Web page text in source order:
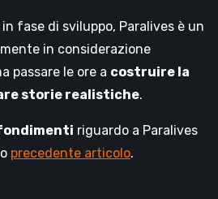
fase di sviluppo, Paralives è un
in considerazione
passare le ore a costruire la
storie realistiche.
riguardo a Paralives
precedente articolo.